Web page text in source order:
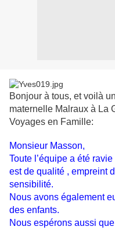
Bonjour à tous, et voilà
maternelle Malraux à La
Voyages en Famille:
Monsieur Masson,
Toute l’équipe a été
est de qualité , empreint
sensibilité.
Nous avons également
des enfants.
Nous espérons aussi